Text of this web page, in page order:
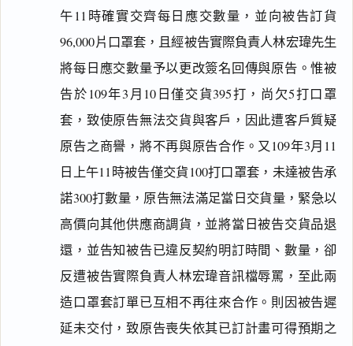
午11時確實交齊每日應交數量，並向被告訂貨
96,000片口罩套，且經被告實際負責人林宏瑋先生
將每日應交數量予以更改簽名回傳與原告。惟被
告於109年3月10日僅交貨395打，尚欠5打口罩
套，致使原告無法交貨與客戶，因此遭客戶質疑
原告之商譽，將不再與原告合作。又109年3月11
日上午11時被告僅交貨100打口罩套，未達被告承
諾300打數量，原告無法滿足當日交貨量，緊急以
高價向其他供應商調貨，並將當日被告交貨品退
還，並告知被告已違反契約明訂時間、數量，卻
反遭被告實際負責人林宏瑋音訊檔辱罵，至此兩
造口罩套訂單已互相不再往來合作。則因被告遲
延未交付，致原告喪失依其已訂計畫可得預期之